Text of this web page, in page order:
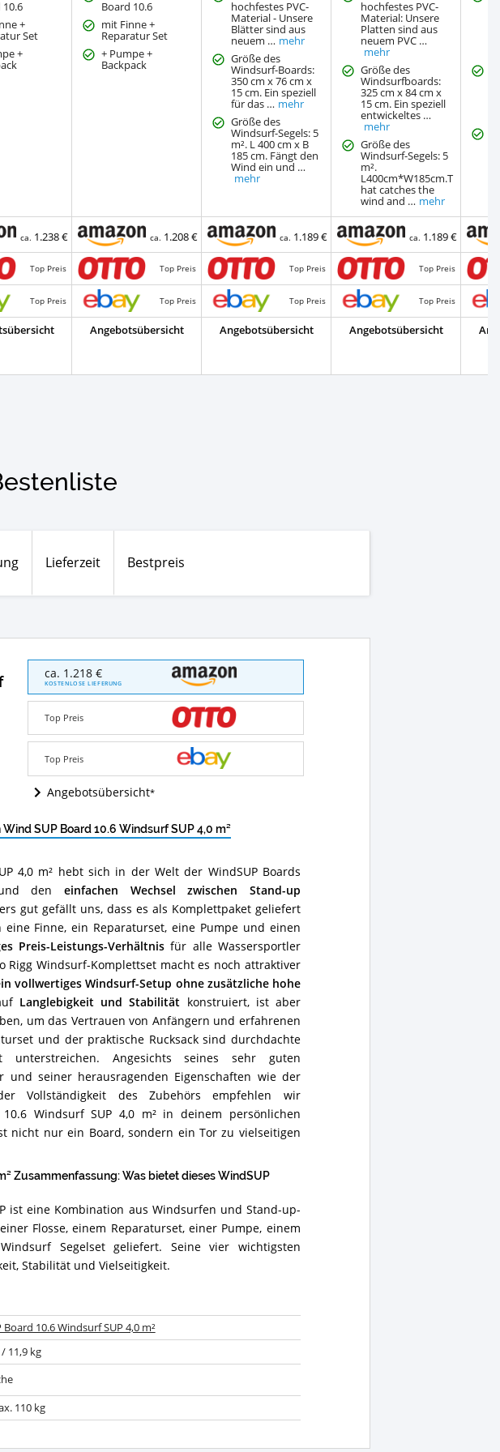
10.6
+
Set
+
Board 10.6
mit Finne +
Reparatur Set
+ Pumpe +
Backpack
hochfestes PVC-
Material - Unsere
Blätter sind aus
neuem … mehr
Größe des
Windsurf-Boards:
350 cm x 76 cm x
15 cm. Ein speziell
für das … mehr
Größe des
Windsurf-Segels: 5
m². L 400 cm x B
185 cm. Fängt den
Wind ein und …
mehr
hochfestes PVC-
Material: Unsere
Platten sind aus
neuem PVC …
mehr
Größe des
Windsurfboards:
325 cm x 84 cm x
15 cm. Ein speziell
entwickeltes …
mehr
Größe des
Windsurf-Segels: 5
m².
L400cm*W185cm.T
hat catches the
wind and … mehr
ca. 1.238 €
Top Preis
Top Preis
ca. 1.208 €
Top Preis
Top Preis
Angebotsübersicht
ca. 1.189 €
Top Preis
Top Preis
Angebotsübersicht
ca. 1.189 €
Top Preis
Top Preis
Angebotsübersicht
Lieferzeit Bestpreis
Wind
SUP
10.6
Windsurf
SUP
Angebote:
ist
dieses
Board
erhältlich?
ca. 1.218 €
KOSTENLOSE LIEFERUNG
Top Preis
Top Preis
Angebotsübersicht
SUP Board 10.6 Windsurf SUP 4,0 m²
4,0 m² hebt sich in der Welt der WindSUP Boards
deneinfachen Wechsel zwischen Stand-up
gut gefällt uns, dass es als Komplettpaket geliefert
Finne, ein Reparaturset, eine Pumpe und einen
Preis-Leistungs-Verhältnis für alle Wassersportler
Rigg Windsurf-Komplettset macht es noch attraktiver
vollwertiges Windsurf-Setup ohne zusätzliche hohe
Langlebigkeit und Stabilität konstruiert, ist aber
um das Vertrauen von Anfängern und erfahrenen
und der praktische Rucksack sind durchdachte
unterstreichen. Angesichts seines sehr guten
und seiner herausragenden Eigenschaften wie der
Vollständigkeit des Zubehörs empfehlen wir
Windsurf SUP 4,0 m² in deinem persönlichen
nicht nur ein Board, sondern ein Tor zu vielseitigen
Zusammenfassung: Was bietet dieses WindSUP
ist eine Kombination aus Windsurfen und Stand-up-
Flosse, einem Reparaturset, einer Pumpe, einem
Segelset geliefert. Seine vier wichtigsten
Stabilität und Vielseitigkeit.
Board 10.6 Windsurf SUP 4,0 m²
11,9 kg
110 kg